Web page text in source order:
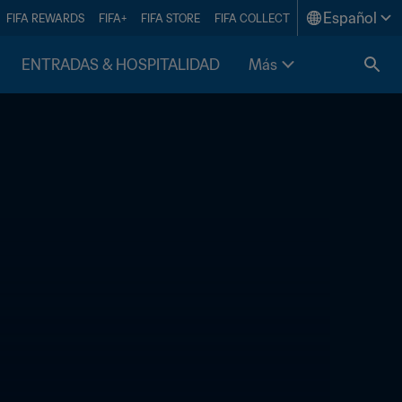
FIFA REWARDS FIFA+ FIFA STORE FIFA COLLECT Español
ENTRADAS & HOSPITALIDAD Más